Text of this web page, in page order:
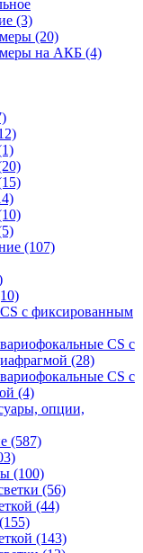
(3)
(20)
на АКБ (4)
(107)
c фиксированным
CS c
(28)
CS c
(4)
опции,
(587)
(100)
(56)
(44)
(155)
(143)